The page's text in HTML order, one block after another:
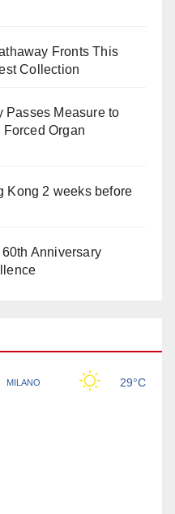
Fronts This
Collection
Passes Measure to
Organ
Kong 2 weeks before
Anniversary